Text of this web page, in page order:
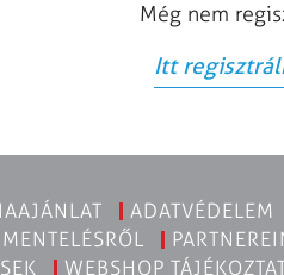
Még nem
Itt
ADATVÉDELEM
WEBSHOP